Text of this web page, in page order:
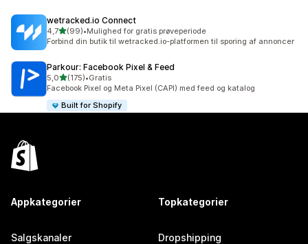
wetracked.io Connect
4,7ud af 5 stjerner
(99)
99 anmeldelser i alt
•Mulighed for gratis prøveperiode
Forbind din butik til wetracked.io-platformen til sporing af annoncer
Parkour: Facebook Pixel & Feed
5,0ud af 5 stjerner
(175)
175 anmeldelser i alt
•Gratis
Facebook Pixel og Meta Pixel (CAPI) med feed og katalog
Built for Shopify
Appkategorier
Salgskanaler
Topkategorier
Dropshipping